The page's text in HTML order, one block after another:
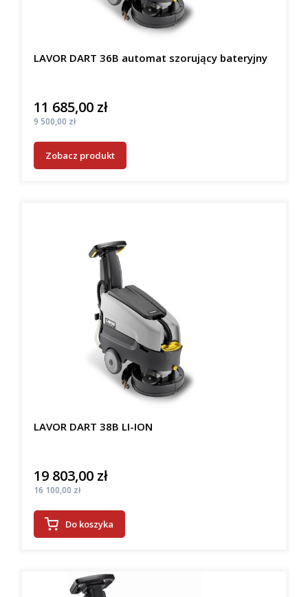
LAVOR DART 36B automat szorujący bateryjny
Cena
11 685,00 zł
Cena
9 500,00 zł
Zobacz produkt
LAVOR DART 38B LI-ION
Cena
19 803,00 zł
Cena
16 100,00 zł
Do koszyka